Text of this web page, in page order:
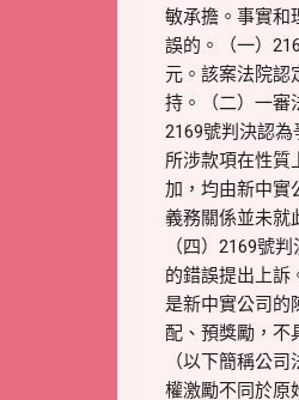
敏承擔。事實和
誤的。（一）
元。該案法院認
持。（二）一審
2169號判決認
所涉款項在性質
加，均由新中實
義務關係並未就
（四）2169號
的錯誤提出上訴
是新中實公司的
配、預獎勵，不
（以下簡稱公
權激勵不同於原